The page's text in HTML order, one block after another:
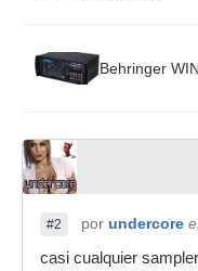
Behringer
#2 por undercore
casi cualquier